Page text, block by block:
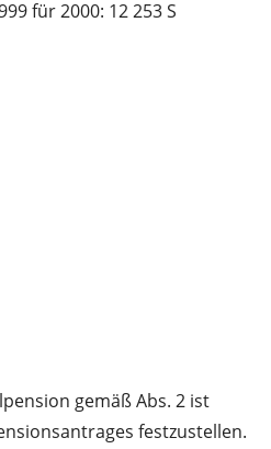
für 2000: 12 253 S
gemäß Abs. 2 ist
festzustellen.